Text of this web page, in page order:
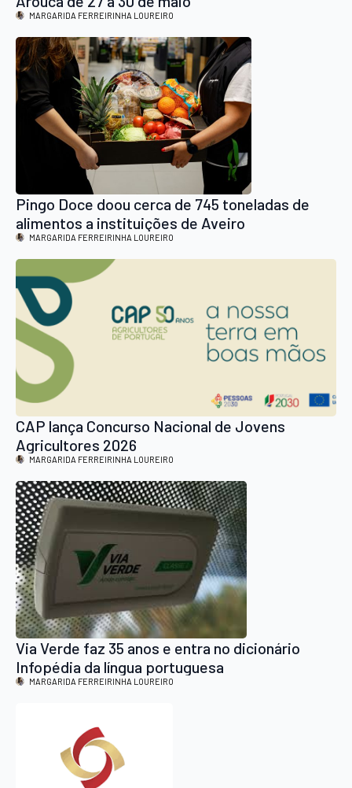
MARGARIDA FERREIRINHA LOUREIRO
Pingo Doce doou cerca de 745 toneladas de
alimentos a instituições de Aveiro
MARGARIDA FERREIRINHA LOUREIRO
CAP lança Concurso Nacional de Jovens
Agricultores 2026
MARGARIDA FERREIRINHA LOUREIRO
Via Verde faz 35 anos e entra no dicionário
Infopédia da língua portuguesa
MARGARIDA FERREIRINHA LOUREIRO